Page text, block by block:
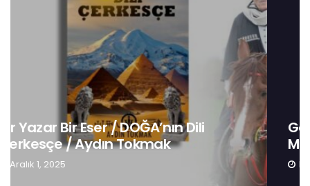
Gençlerin Kimlik Bilinci 3: Anadilin
Muhafazası / Hatough Timaf Dereli
Kasım 19, 2025